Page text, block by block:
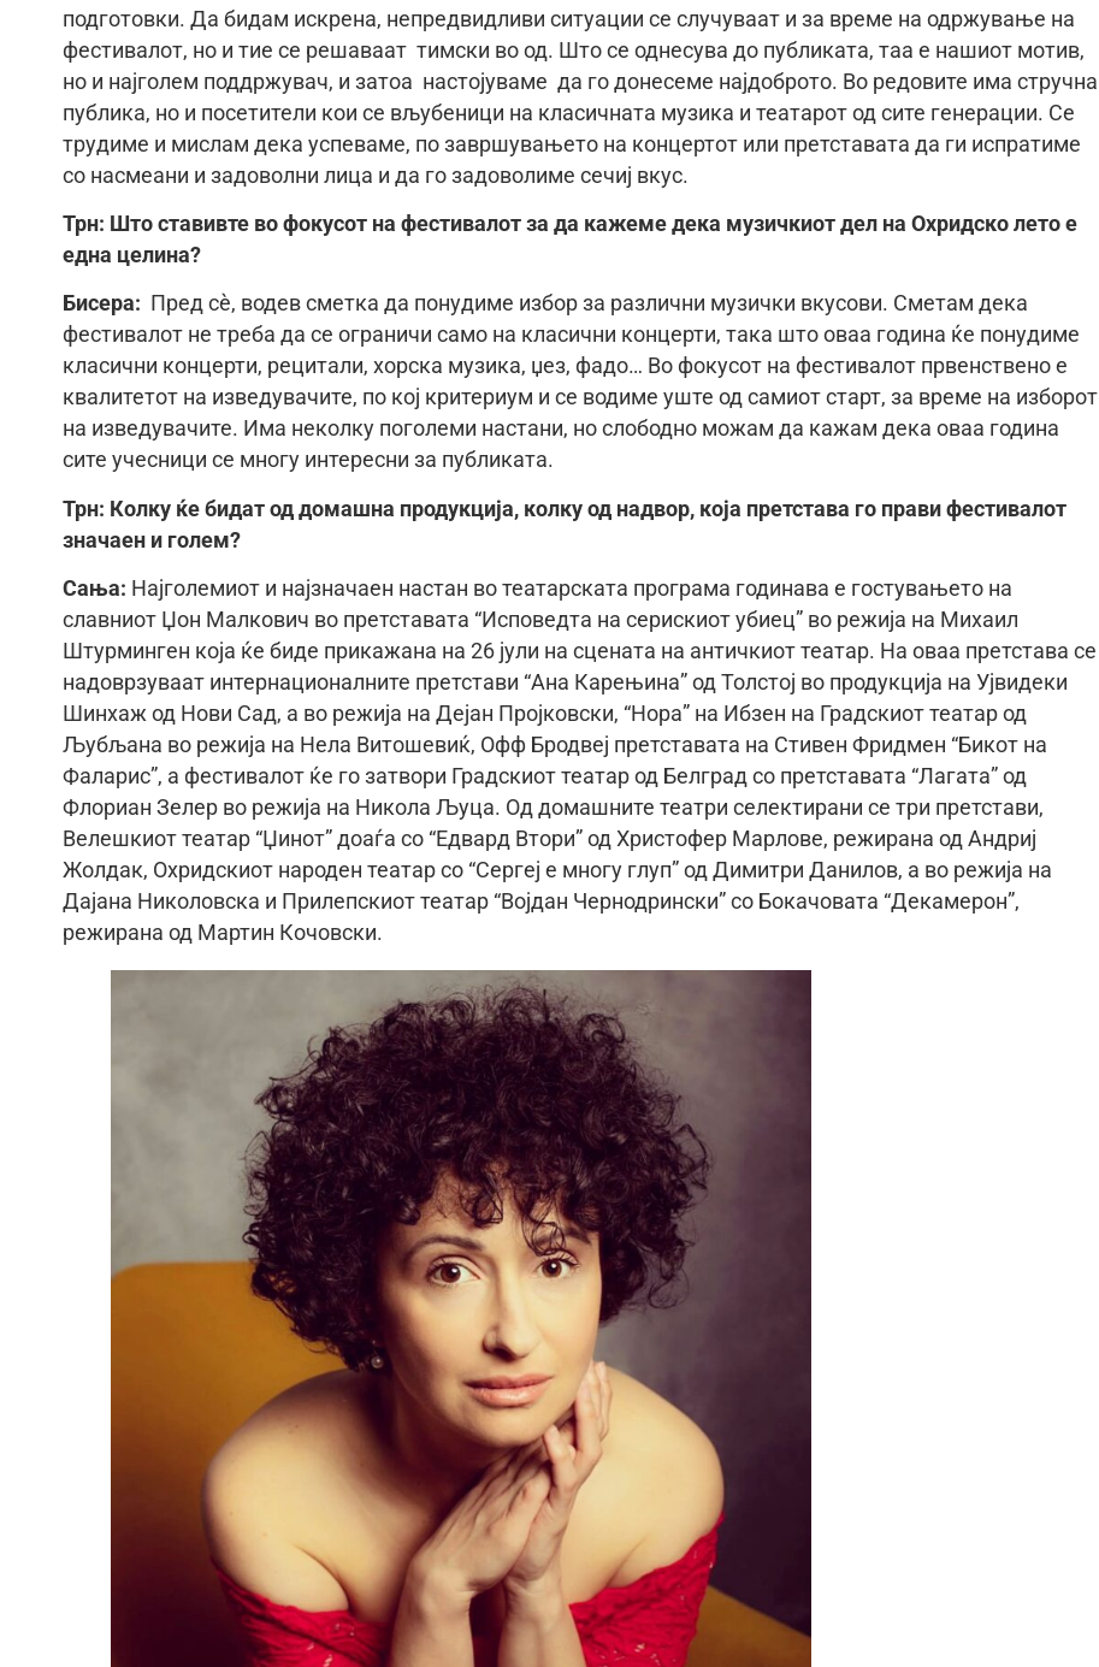
подготовки. Да бидам искрена, непредвидливи ситуации се случуваат и за време на одржување на
фестивалот, но и тие се решаваат тимски во од. Што се однесува до публиката, таа е нашиот мотив,
но и најголем поддржувач, и затоа настојуваме да го донесеме најдоброто. Во редовите има стручна
публика, но и посетители кои се вљубеници на класичната музика и театарот од сите генерации. Се
трудиме и мислам дека успеваме, по завршувањето на концертот или претставата да ги испратиме
со насмеани и задоволни лица и да го задоволиме сечиј вкус.
Трн: Што ставивте во фокусот на фестивалот за да кажеме дека музичкиот дел на Охридско лето е
една целина?
Бисера: Пред сè, водев сметка да понудиме избор за различни музички вкусови. Сметам дека
фестивалот не треба да се ограничи само на класични концерти, така што оваа година ќе понудиме
класични концерти, рецитали, хорска музика, џез, фадо… Во фокусот на фестивалот првенствено е
квалитетот на изведувачите, по кој критериум и се водиме уште од самиот старт, за време на изборот
на изведувачите. Има неколку поголеми настани, но слободно можам да кажам дека оваа година
сите учесници се многу интересни за публиката.
Трн: Колку ќе бидат од домашна продукција, колку од надвор, која претстава го прави фестивалот
значаен и голем?
Сања: Наjголемиот и најзначаен настан во театарската програма годинава е гостувањето на
славниот Џон Малкович во претставата “Исповедта на серискиот убиец” во режија на Михаил
Штурминген која ќе биде прикажана на 26 јули на сцената на античкиот театар. На оваа претстава се
надоврзуваат интернационалните претстави “Ана Карењина” од Толстој во продукција на Ујвидеки
Шинхаж од Нови Сад, а во режија на Дејан Пројковски, “Нора” на Ибзен на Градскиот театар од
Љубљана во режија на Нела Витошевиќ, Офф Бродвеј претставата на Стивен Фридмен “Бикот на
Фаларис”, а фестивалот ќе го затвори Градскиот театар од Белград со претставата “Лагата” од
Флориан Зелер во режија на Никола Љуца. Од домашните театри селектирани се три претстави,
Велешкиот театар “Џинот” доаѓа со “Едвард Втори” од Христофер Марлове, режирана од Андриј
Жолдак, Охридскиот народен театар со “Сергеј е многу глуп” од Димитри Данилов, а во режија на
Дајана Николовска и Прилепскиот театар “Војдан Чернодрински” со Бокачовата “Декамерон”,
режирана од Мартин Кочовски.